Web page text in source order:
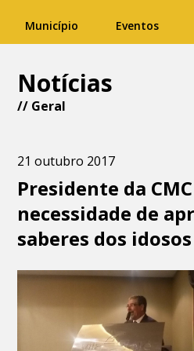
Município Eventos
Notícias
// Geral
21 outubro 2017
Presidente da
necessidade de
saberes dos idosos